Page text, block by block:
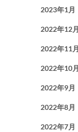
2023年1月
2022年12月
2022年11月
2022年10月
2022年9月
2022年8月
2022年7月